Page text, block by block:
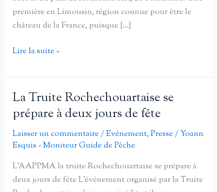
première en Limousin, région connue pour être le
château de la France, puisque […]
Moniteurs
de
pêche
et
champions
au
plan
Boischenu
Lire la suite »
La Truite Rochechouartaise se
prépare à deux jours de fête
Laisser un commentaire/Evénement,Presse/Yoann
Esquis - Moniteur Guide de Pêche
L’AAPPMA la truite Rochechouartaise se prépare à
deux jours de fête L’événement organisé par la Truite